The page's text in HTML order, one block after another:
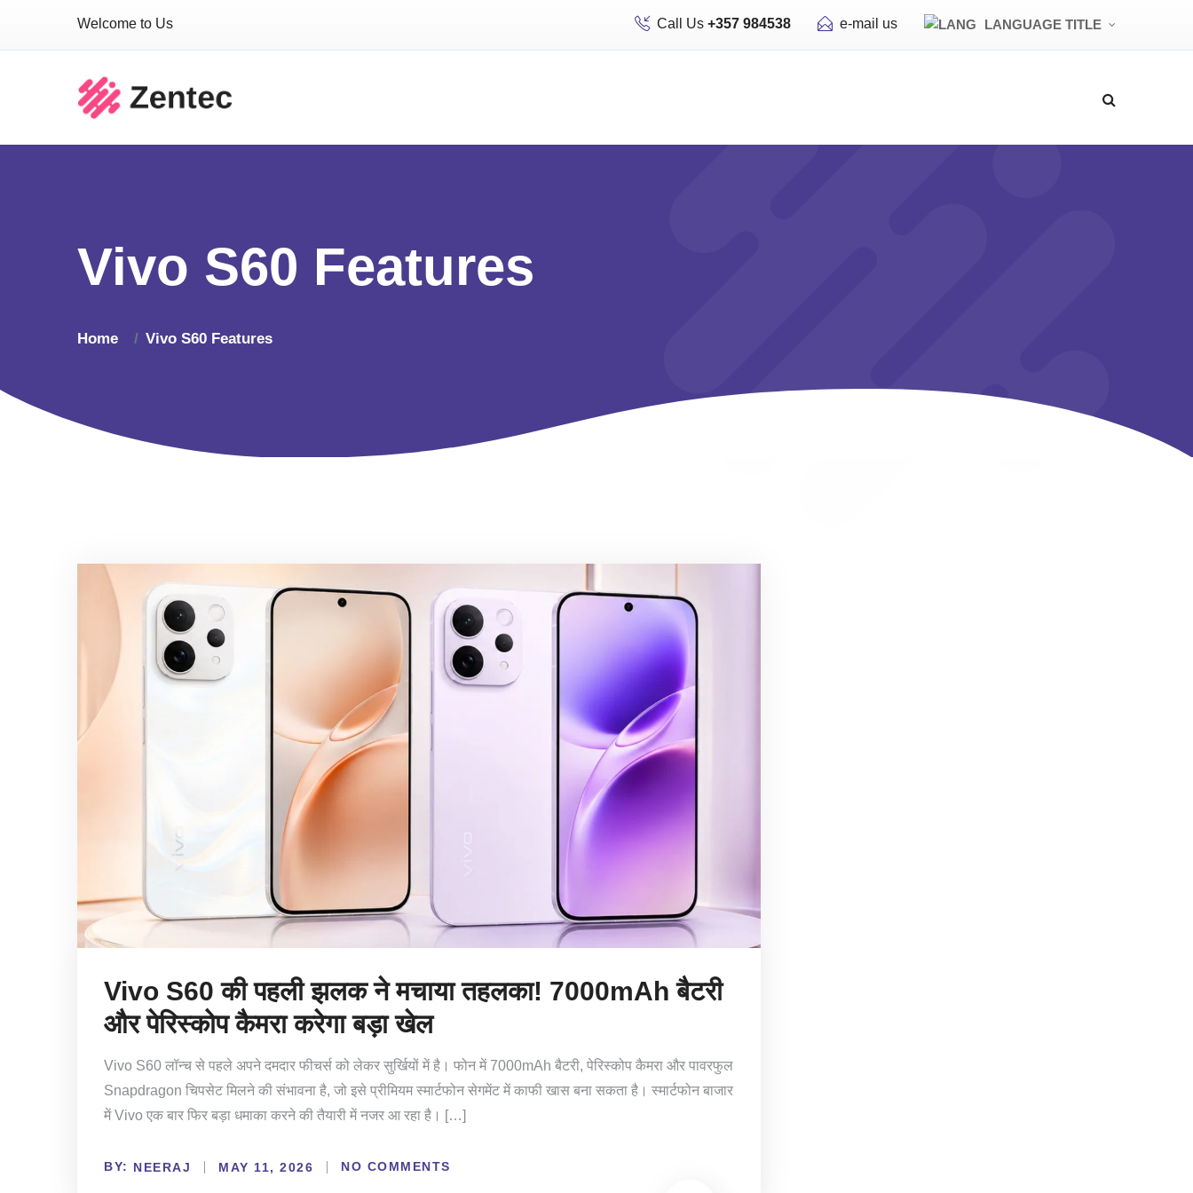
Welcome to Us Call Us +357 984538 e-mail us LANGUAGE TITLE
Vivo S60 Features
Home Vivo S60 Features
Vivo S60 की पहली झलक ने मचाया तहलका! 7000mAh बैटरी
और पेरिस्कोप कैमरा करेगा बड़ा खेल
Vivo S60 लॉन्च से पहले अपने दमदार फीचर्स को लेकर सुर्खियों में है। फोन में 7000mAh बैटरी, पेरिस्कोप कैमरा और पावरफुल
Snapdragon चिपसेट मिलने की संभावना है, जो इसे प्रीमियम स्मार्टफोन सेगमेंट में काफी खास बना सकता है। स्मार्टफोन बाजार
में Vivo एक बार फिर बड़ा धमाका करने की तैयारी में नजर आ रहा है। […]
BY: NEERAJ MAY 11, 2026 NO COMMENTS